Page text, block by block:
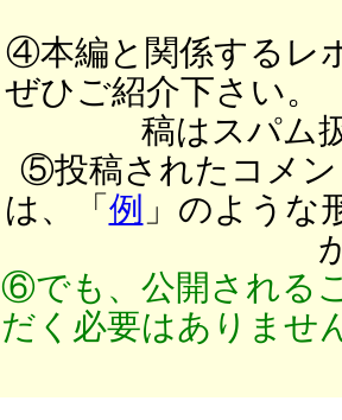
④本編と関係するレ
ぜひご紹介下さい。
稿はスパム
⑤投稿されたコメン
は、「 例 」のような
⑥でも、公開される
だく必要はありませ